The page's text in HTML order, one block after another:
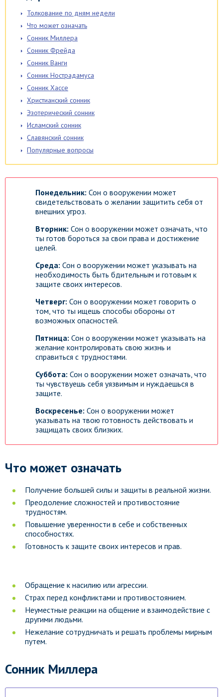
Толкование по дням недели
Что может означать
Сонник Миллера
Сонник Фрейда
Сонник Ванги
Сонник Нострадамуса
Сонник Хассе
Христианский сонник
Эзотерический сонник
Исламский сонник
Славянский сонник
Популярные вопросы
Понедельник: Сон о вооружении может
свидетельствовать о желании защитить себя от
внешних угроз.
Вторник: Сон о вооружении может означать, что
ты готов бороться за свои права и достижение
целей.
Среда: Сон о вооружении может указывать на
необходимость быть бдительным и готовым к
защите своих интересов.
Четверг: Сон о вооружении может говорить о
том, что ты ищешь способы обороны от
возможных опасностей.
Пятница: Сон о вооружении может указывать на
желание контролировать свою жизнь и
справиться с трудностями.
Суббота: Сон о вооружении может означать, что
ты чувствуешь себя уязвимым и нуждаешься в
защите.
Воскресенье: Сон о вооружении может
указывать на твою готовность действовать и
защищать своих близких.
Что может означать
Получение большей силы и защиты в реальной жизни.
Преодоление сложностей и противостояние
трудностям.
Повышение уверенности в себе и собственных
способностях.
Готовность к защите своих интересов и прав.
Обращение к насилию или агрессии.
Страх перед конфликтами и противостоянием.
Неуместные реакции на общение и взаимодействие с
другими людьми.
Нежелание сотрудничать и решать проблемы мирным
путем.
Сонник Миллера